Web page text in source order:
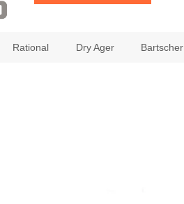
Rational Dry Ager Bartscher